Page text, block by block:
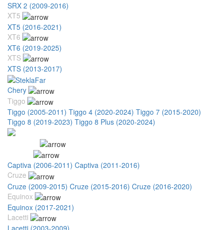
SRX 2 (2009-2016)
XT5
XT5 (2016-2021)
XT6
XT6 (2019-2025)
XTS
XTS (2013-2017)
Chery
Tiggo
Tiggo (2005-2011) Tiggo 4 (2020-2024) Tiggo 7 (2015-2020)
Tiggo 8 (2019-2023) Tiggo 8 Plus (2020-2024)
Captiva (2006-2011) Captiva (2011-2016)
Cruze
Cruze (2009-2015) Cruze (2015-2016) Cruze (2016-2020)
Equinox
Equinox (2017-2021)
Lacetti